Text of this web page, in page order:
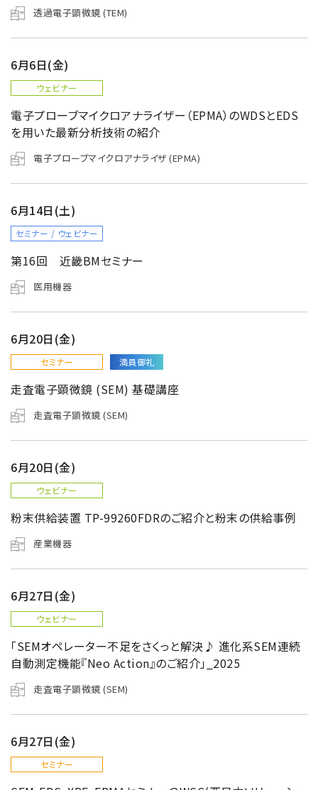
透過電子顕微鏡 (TEM)
6月6日(金)
ウェビナー
電子プローブマイクロアナライザー（EPMA）のWDSとEDS
を用いた最新分析技術の紹介
電子プローブマイクロアナライザ (EPMA)
6月14日(土)
セミナー / ウェビナー
第16回 近畿BMセミナー
医用機器
6月20日(金)
セミナー 満員御礼
走査電子顕微鏡 (SEM) 基礎講座
走査電子顕微鏡 (SEM)
6月20日(金)
ウェビナー
粉末供給装置 TP-99260FDRのご紹介と粉末の供給事例
産業機器
6月27日(金)
ウェビナー
「SEMオペレーター不足をさくっと解決♪ 進化系SEM連続
自動測定機能『Neo Action』のご紹介」_2025
走査電子顕微鏡 (SEM)
6月27日(金)
セミナー